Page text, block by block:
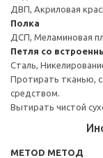
ДВП, Акриловая
Полка
ДСП, Меламиновая
Петля со
Сталь,
Протирать тканью,
средством.
Вытирать чистой
METOD МЕТОД